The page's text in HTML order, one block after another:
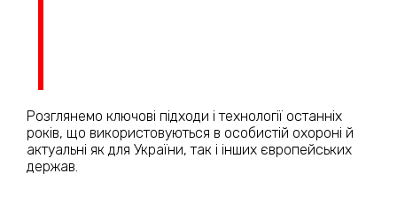
Розглянемо ключові підходи і технології останніх
років, що використовуються в особистій охороні й
актуальні як для України, так і інших європейських
держав.